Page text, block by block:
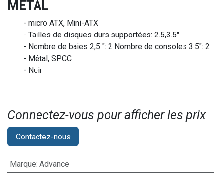
METAL
- micro ATX, Mini-ATX
- Tailles de disques durs supportées: 2.5,3.5"
- Nombre de baies 2,5 ": 2 Nombre de consoles 3.5": 2
- Métal, SPCC
- Noir
Connectez-vous pour afficher les prix​
Contactez-nous
Marque: Advance